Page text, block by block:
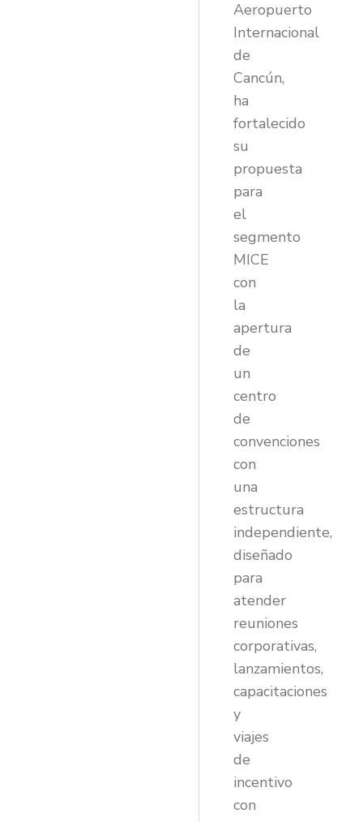
Aeropuerto
Internacional
de
Cancún,
ha
fortalecido
su
propuesta
para
el
segmento
MICE
con
la
apertura
de
un
centro
de
convenciones
con
una
estructura
independiente,
diseñado
para
atender
reuniones
corporativas,
lanzamientos,
capacitaciones
y
viajes
de
incentivo
con